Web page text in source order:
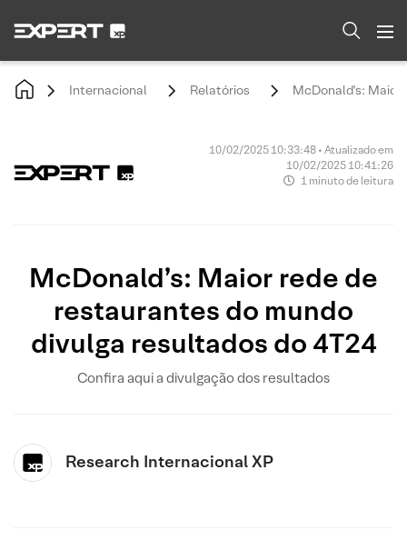
Internacional Relatórios McDonald's: Maior
10/02/2025 10:33:48 • Atualizado em
10/02/2025 10:41:26
1 minuto de leitura
McDonald’s: Maior rede de
restaurantes do mundo
divulga resultados do 4T24
Confira aqui a divulgação dos resultados
Research Internacional XP